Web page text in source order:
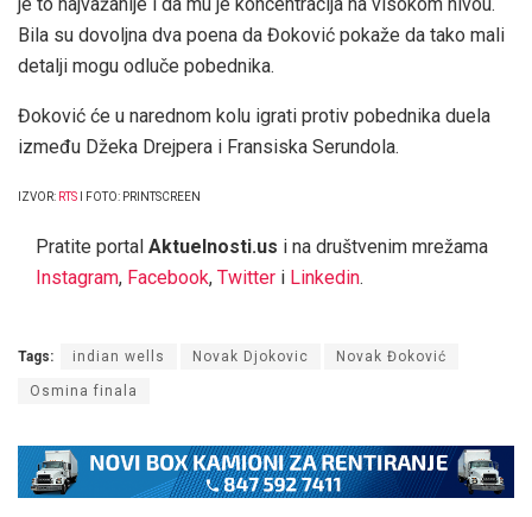
Bila su dovoljna dva poena da Đoković pokaže da tako mali
detalji mogu odluče pobednika.
Đoković će u narednom kolu igrati protiv pobednika duela
između Džeka Drejpera i Fransiska Serundola.
IZVOR: RTS I FOTO: PRINTSCREEN
Pratite portal Aktuelnosti.us i na društvenim mrežama
Instagram, Facebook, Twitter i Linkedin.
Tags: indian wells Novak Djokovic Novak Đoković
Osmina finala